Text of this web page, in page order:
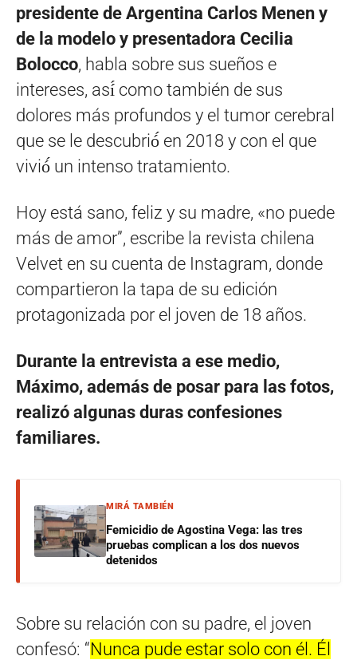
presidente de Argentina Carlos Menen y
de la modelo y presentadora Cecilia
Bolocco, habla sobre sus sueños e
intereses, así́ como también de sus
dolores más profundos y el tumor cerebral
que se le descubrió́ en 2018 y con el que
vivió́ un intenso tratamiento.
Hoy está sano, feliz y su madre, «no puede
más de amor”, escribe la revista chilena
Velvet en su cuenta de Instagram, donde
compartieron la tapa de su edición
protagonizada por el joven de 18 años.
Durante la entrevista a ese medio,
Máximo, además de posar para las fotos,
realizó algunas duras confesiones
familiares.
MIRÁ TAMBIÉN
Femicidio de Agostina Vega: las tres
pruebas complican a los dos nuevos
detenidos
Sobre su relación con su padre, el joven
confesó: “Nunca pude estar solo con él. Él